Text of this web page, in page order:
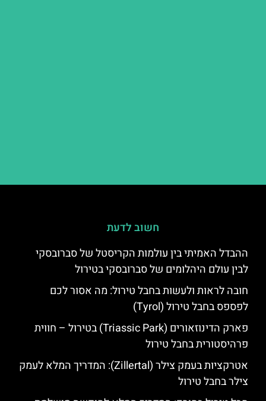
חשוב לדעת
ההבדל האמיתי בין עולמות הקריסטל של סברובסקי
לבין עולם היהלומים של סברובסקי בטירול
חובה לראות ולעשות בחבל טירול: מה אסור לכם
לפספס בחבל טירול (Tyrol)
פארק הדינוזאורים (Triassic Park) בטירול – חווית
פרהיסטורית בחבל טירול
אטרקציות בעמק צילר (Zillertal): המדריך המלא לעמק
צילר בחבל טירול